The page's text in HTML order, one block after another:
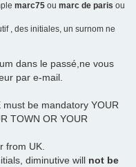
marc75 ou marc de paris ou
, des initiales, un surnom ne
dans le passé,ne vous
par e-mail.
must be mandatory YOUR
TOWN OR YOUR
from UK.
diminutive will not be